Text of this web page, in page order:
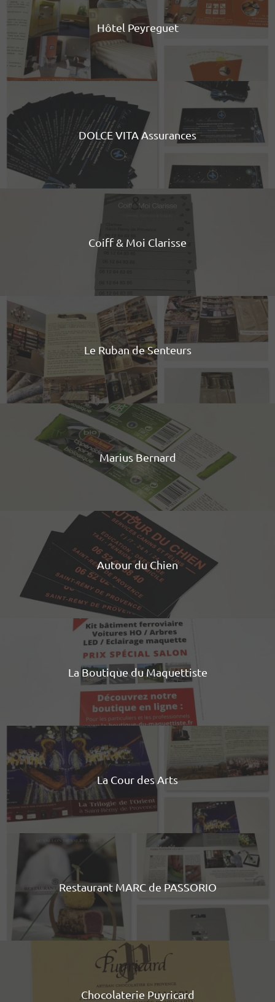
Hôtel Peyreguet
DOLCE VITA Assurances
Coiff & Moi Clarisse
Le Ruban de Senteurs
Marius Bernard
Autour du Chien
La Boutique du Maquettiste
La Cour des Arts
Restaurant MARC de PASSORIO
Chocolaterie Puyricard